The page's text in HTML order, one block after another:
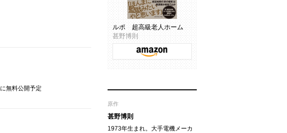
に無料公開予定
ルポ 超高級老人ホーム
甚野博則
原作
甚野博則
1973年生まれ。大手電機メーカ